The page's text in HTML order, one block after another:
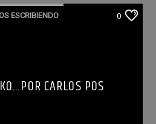
ESCRIBIENDO 0
CARLOS POS